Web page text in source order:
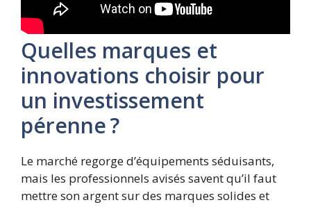
Quelles marques et
innovations choisir pour
un investissement
pérenne ?
Le marché regorge d’équipements séduisants,
mais les professionnels avisés savent qu’il faut
mettre son argent sur des marques solides et